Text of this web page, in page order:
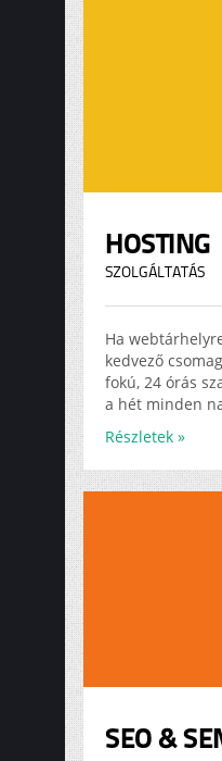
HOSTING
SZOLGÁLTATÁS
Ha
kedvező
fokú, 24 órás
a hét minden
Részletek »
SEO &